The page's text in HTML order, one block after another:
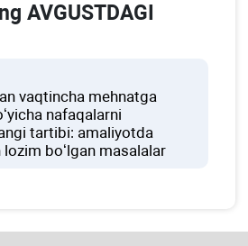
AVGUSTDAGI
vaqtincha mehnatga
nafaqalarni
tartibi: amaliyotda
boʻlgan masalalar